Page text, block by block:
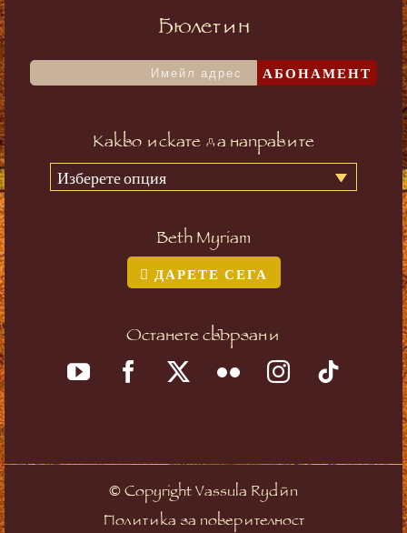
Бюлетин
АБОНАМЕНТ
Какво искате да направите
Изберете опция
Beth Myriam
ДАРЕТЕ СЕГА
Останете свързани
© Copyright Vassula Rydén
Политика за поверителност